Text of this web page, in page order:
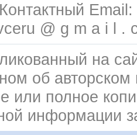
Контактный Email:
@ g m a i l .
на
об
или полное
информации